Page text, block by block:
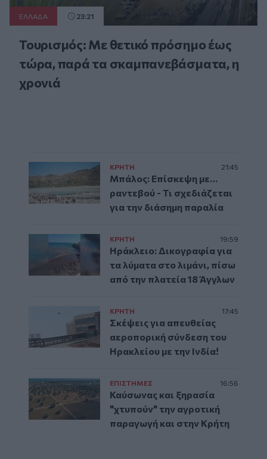
ΕΛΛAΔΑ 23:21
Τουρισμός: Με θετικό πρόσημο έως
τώρα, παρά τα σκαμπανεβάσματα, η
χρονιά
ΚΡΗΤΗ 21:45
Μπάλος: Επίσκεψη με…
ραντεβού - Τι σχεδιάζεται
για την διάσημη παραλία
ΚΡΗΤΗ 19:59
Ηράκλειο: Δικογραφία για
τα λύματα στο λιμάνι, πίσω
από την πλατεία 18 Άγγλων
ΚΡΗΤΗ 17:45
Σκέψεις για απευθείας
αεροπορική σύνδεση του
Ηρακλείου με την Ινδία!
ΕΠΙΣΤΗΜΕΣ 16:56
Καύσωνας και ξηρασία
"χτυπούν" την αγροτική
παραγωγή και στην Κρήτη